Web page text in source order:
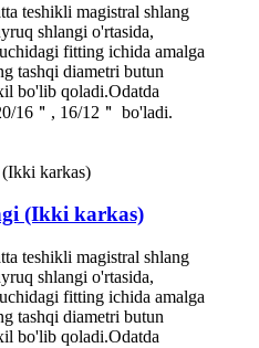
teshikli magistral shlang
shlangi o'rtasida,
fitting ichida amalga
tashqi diametri butun
bo'lib qoladi.Odatda
16＂, 16/12＂ bo'ladi.
(Ikki karkas)
teshikli magistral shlang
shlangi o'rtasida,
fitting ichida amalga
tashqi diametri butun
bo'lib qoladi.Odatda